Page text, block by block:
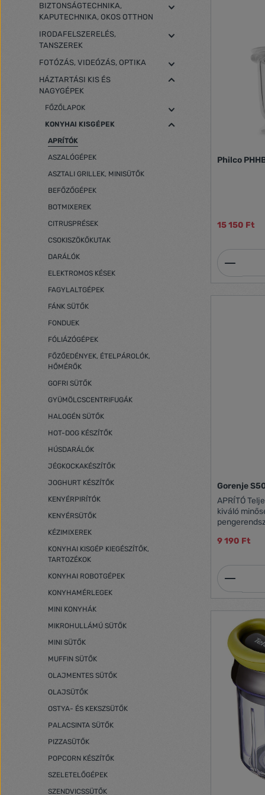
BIZTONSÁGTECHNIKA,
KAPUTECHNIKA, OKOS OTTHON
IRODAFELSZERELÉS,
TANSZEREK
FOTÓZÁS, VIDEÓZÁS, OPTIKA
HÁZTARTÁSI KIS ÉS
NAGYGÉPEK
FŐZŐLAPOK
KONYHAI KISGÉPEK
APRÍTÓK
ASZALÓGÉPEK
ASZTALI GRILLEK, MINISÜTŐK
BEFŐZŐGÉPEK
BOTMIXEREK
CITRUSPRÉSEK
CSOKISZÖKŐKUTAK
DARÁLÓK
ELEKTROMOS KÉSEK
FAGYLALTGÉPEK
FÁNK SÜTŐK
FONDUEK
FÓLIÁZÓGÉPEK
FŐZŐEDÉNYEK, ÉTELPÁROLÓK,
HŐMÉRŐK
GOFRI SÜTŐK
GYÜMÖLCSCENTRIFUGÁK
HALOGÉN SÜTŐK
HOT-DOG KÉSZÍTŐK
HÚSDARÁLÓK
JÉGKOCKAKÉSZÍTŐK
JOGHURT KÉSZÍTŐK
KENYÉRPIRÍTÓK
KENYÉRSÜTŐK
KÉZIMIXEREK
KONYHAI KISGÉP KIEGÉSZÍTŐK,
TARTOZÉKOK
KONYHAI ROBOTGÉPEK
KONYHAMÉRLEGEK
MINI KONYHÁK
MIKROHULLÁMÚ SÜTŐK
MINI SÜTŐK
MUFFIN SÜTŐK
OLAJMENTES SÜTŐK
OLAJSÜTŐK
OSTYA- ÉS KEKSZSÜTŐK
PALACSINTA SÜTŐK
PIZZASÜTŐK
POPCORN KÉSZÍTŐK
SZELETELŐGÉPEK
SZENDVICSSÜTŐK
Philco
15 150 Ft
Gorenje
APRÍTÓ Teljesítmény: 500 W, ON/OFF gomb,
kiváló
9 190 Ft